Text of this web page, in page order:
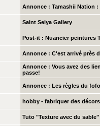
Annonce : Tamashii Nation :
Saint Seiya Gallery
Post-it : Nuancier peintures
Annonce : C'est arrivé près
Annonce : Vous avez des
passe!
Annonce : Les règles du fofo
hobby - fabriquer des décors
Tuto "Texture avec du sable"